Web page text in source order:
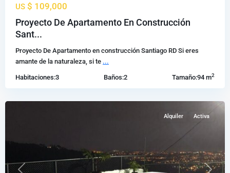
US $ 109,000
Proyecto De Apartamento En Construcción
Sant...
Proyecto De Apartamento en construcción Santiago RD Si eres
amante de la naturaleza, si te ...
Habitaciones:3 Baños:2 Tamaño:94 m2
En
Venta
Gurabo
Santiago
los
Alquiler Activa